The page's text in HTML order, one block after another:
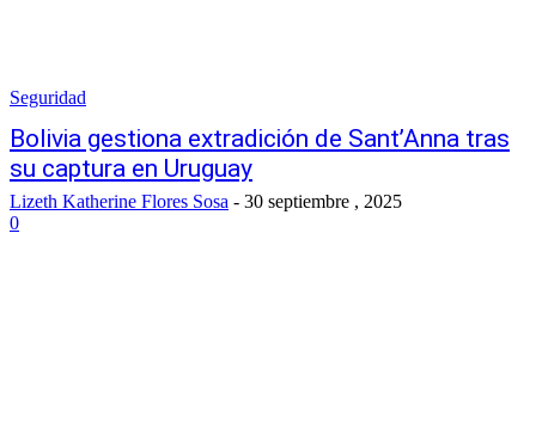
Seguridad
Bolivia gestiona extradición de Sant’Anna tras
su captura en Uruguay
Lizeth Katherine Flores Sosa - 30 septiembre , 2025
0